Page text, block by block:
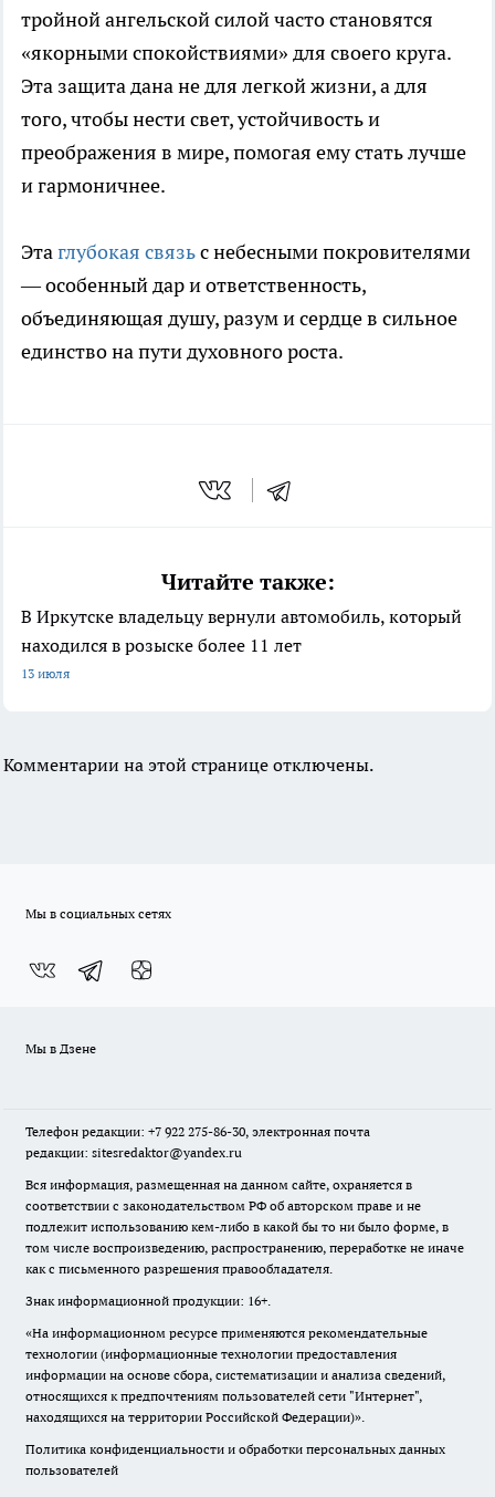
тройной ангельской силой часто становятся
«якорными спокойствиями» для своего круга.
Эта защита дана не для легкой жизни, а для
того, чтобы нести свет, устойчивость и
преображения в мире, помогая ему стать лучше
и гармоничнее.
Этаглубокая связьс небесными покровителями
— особенный дар и ответственность,
объединяющая душу, разум и сердце в сильное
единство на пути духовного роста.
Читайте также:
В Иркутске владельцу вернули автомобиль, который
находился в розыске более 11 лет
13 июля
Комментарии на этой странице отключены.
Мы в социальных сетях
Мы в Дзене
Телефон редакции: +7 922 275-86-30, электронная почта
редакции: sitesredaktor@yandex.ru
Вся информация, размещенная на данном сайте, охраняется в
соответствии с законодательством РФ об авторском праве и не
подлежит использованию кем-либо в какой бы то ни было форме, в
том числе воспроизведению, распространению, переработке не иначе
как с письменного разрешения правообладателя.
Знак информационной продукции: 16+.
«На информационном ресурсе применяются рекомендательные
технологии (информационные технологии предоставления
информации на основе сбора, систематизации и анализа сведений,
относящихся к предпочтениям пользователей сети "Интернет",
находящихся на территории Российской Федерации)».
Политика конфиденциальности и обработки персональных данных
пользователей